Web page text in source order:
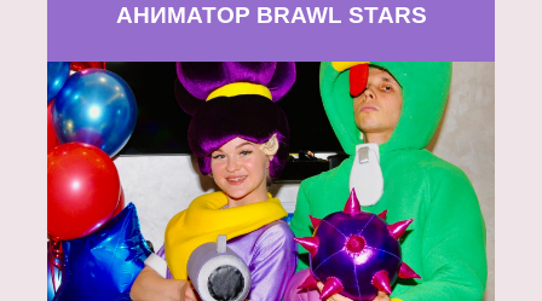
АНИМАТОР BRAWL STARS